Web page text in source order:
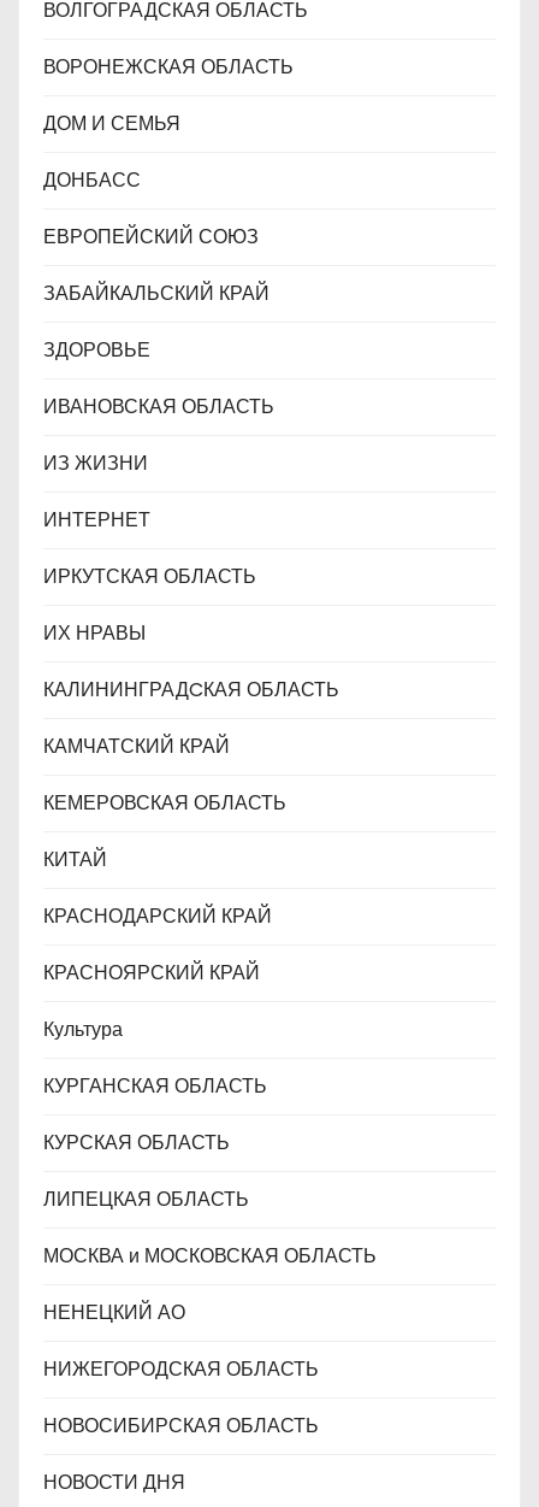
ВОЛГОГРАДСКАЯ ОБЛАСТЬ
ВОРОНЕЖСКАЯ ОБЛАСТЬ
ДОМ И СЕМЬЯ
ДОНБАСС
ЕВРОПЕЙСКИЙ СОЮЗ
ЗАБАЙКАЛЬСКИЙ КРАЙ
ЗДОРОВЬЕ
ИВАНОВСКАЯ ОБЛАСТЬ
ИЗ ЖИЗНИ
ИНТЕРНЕТ
ИРКУТСКАЯ ОБЛАСТЬ
ИХ НРАВЫ
КАЛИНИНГРАДCКАЯ ОБЛАСТЬ
КАМЧАТСКИЙ КРАЙ
КЕМЕРОВСКАЯ ОБЛАСТЬ
КИТАЙ
КРАСНОДАРСКИЙ КРАЙ
КРАСНОЯРСКИЙ КРАЙ
Культура
КУРГАНСКАЯ ОБЛАСТЬ
КУРСКАЯ ОБЛАСТЬ
ЛИПЕЦКАЯ ОБЛАСТЬ
МОСКВА и МОСКОВСКАЯ ОБЛАСТЬ
НЕНЕЦКИЙ АО
НИЖЕГОРОДСКАЯ ОБЛАСТЬ
НОВОСИБИРСКАЯ ОБЛАСТЬ
НОВОСТИ ДНЯ